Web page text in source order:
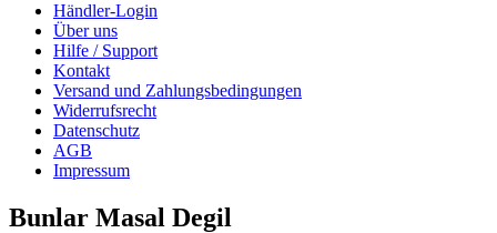
Händler-Login
Über uns
Hilfe / Support
Kontakt
Versand und Zahlungsbedingungen
Widerrufsrecht
Datenschutz
AGB
Impressum
Bunlar Masal Degil